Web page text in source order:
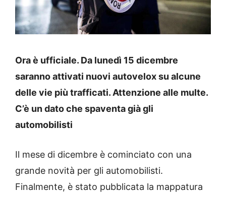
Ora è ufficiale. Da lunedì 15 dicembre
saranno attivati nuovi autovelox su alcune
delle vie più trafficati. Attenzione alle multe.
C’è un dato che spaventa già gli
automobilisti
Il mese di dicembre è cominciato con una
grande novità per gli automobilisti.
Finalmente, è stato pubblicata la mappatura